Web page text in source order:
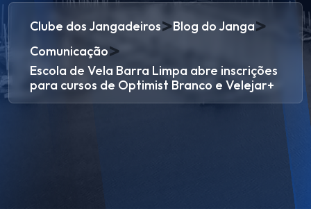
Clube dos Jangadeiros>Blog do Janga>
Comunicação>
Escola de Vela Barra Limpa abre inscrições
para cursos de Optimist Branco e Velejar+